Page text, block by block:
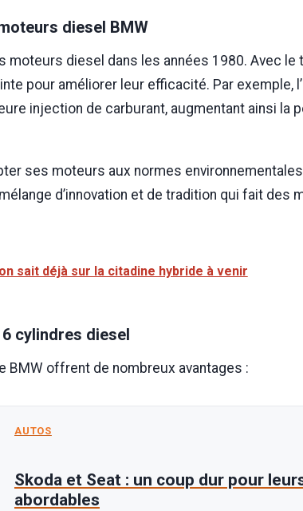
diesel BMW
moteurs diesel dans les années 1980. Avec
pour améliorer leur efficacité. Par exemple,
injection de carburant, augmentant ainsi la
ses moteurs aux normes
d’innovation et de tradition qui fait des
sait déjà sur la citadine hybride à venir
cylindres diesel
BMW offrent de nombreux avantages :
AUTOS
Skoda et Seat : un coup dur pour
abordables